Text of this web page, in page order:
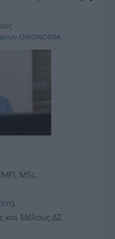
,ΟΙΚΟΝΟΜΙΑ,
MSc,
),
και Μέλους ΔΣ